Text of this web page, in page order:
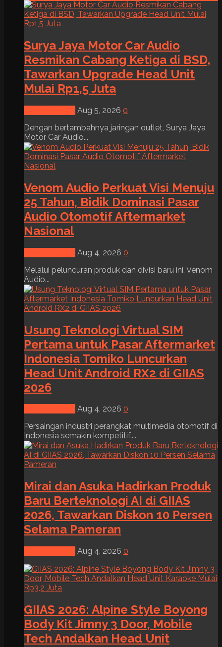
Surya Jaya Motor Car Audio
Resmikan Cabang Ketiga di BSD,
Tawarkan Upgrade Head Unit
Mulai Rp1,5 Juta
Aug 5, 2026 0
Dengan bertambahnya jaringan outlet, Surya Jaya
Motor Car Audio...
Venom Audio Perkuat Visi Menuju
25 Tahun, Bidik Dominasi Pasar
Audio Otomotif Aftermarket
Nasional
Aug 4, 2026 0
Melalui peluncuran produk dan divisi baru ini, Venom
Audio...
Usung Teknologi Virtual SIM
Pertama untuk Pasar Aftermarket
Indonesia Tomiko Luncurkan
Head Unit Android RX2 di GIIAS
2026
Aug 4, 2026 0
Persaingan industri perangkat multimedia otomotif di
Indonesia semakin kompetitif....
Mirai dan Asuka Hadirkan Produk
Baru Berteknologi AI di GIIAS
2026, Tawarkan Diskon 10 Persen
Selama Pameran
Aug 4, 2026 0
GIIAS 2026: Alpine Style Boyong
Body Kit Jimny 3 Door, Mobile
Tech Andalkan Head Unit